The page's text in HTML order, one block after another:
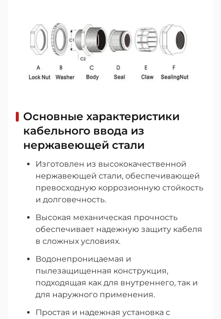
Основные характеристики
кабельного ввода из
нержавеющей стали
Изготовлен из высококачественной
нержавеющей стали, обеспечивающей
превосходную коррозионную стойкость
и долговечность.
Высокая механическая прочность
обеспечивает надежную защиту кабеля
в сложных условиях.
Водонепроницаемая и
пылезащищенная конструкция,
подходящая как для внутреннего, так и
для наружного применения.
Простая и надежная установка с